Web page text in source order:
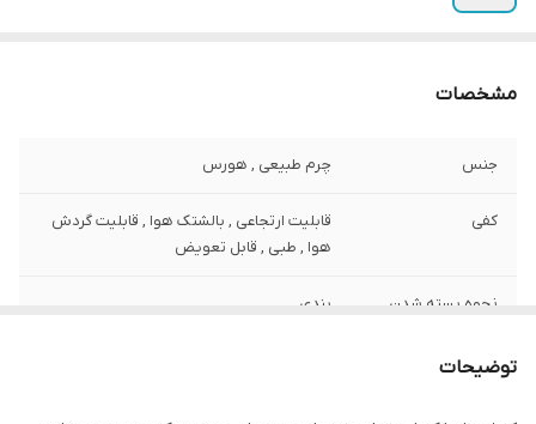
مشخصات
جنس چرم طبیعی , هورس
کفی
قابلیت ارتجاعی , بالشتک هوا , قابلیت گردش
هوا , طبی , قابل تعویض
نحوه بسته شدن
بندی
توضیحات